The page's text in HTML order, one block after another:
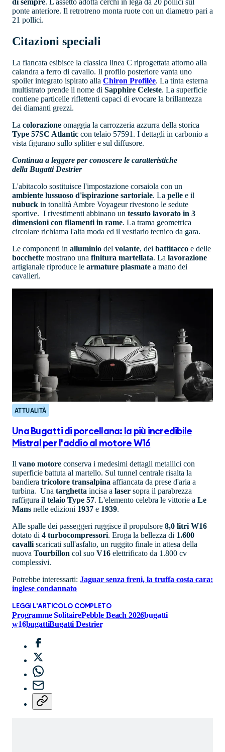
di sempre. L'assetto adotta cerchi in lega da 20 pollici sul
ponte anteriore. Il retrotreno monta ruote con un diametro pari a
21 pollici.
Citazioni speciali
La fiancata esibisce la classica linea C riprogettata attorno alla
calandra a ferro di cavallo. Il profilo posteriore vanta uno
spoiler integrato ispirato alla Chiron Profilée. La tinta esterna
multistrato prende il nome di Sapphire Celeste. La superficie
contiene particelle riflettenti capaci di evocare la brillantezza
dei diamanti grezzi.
La colorazione omaggia la carrozzeria azzurra della storica
Type 57SC Atlantic con telaio 57591. I dettagli in carbonio a
vista figurano sullo splitter e sul diffusore.
Continua a leggere per conoscere le caratteristiche
della Bugatti Destrier
L'abitacolo sostituisce l'impostazione corsaiola con un
ambiente lussuoso d'ispirazione sartoriale. La pelle e il
nubuck in tonalità Ambre Voyageur rivestono le sedute
sportive. I rivestimenti abbinano un tessuto lavorato in 3
dimensioni con filamenti in rame. La trama geometrica
circolare richiama l'alta moda ed il vestiario tecnico da gara.
Le componenti in alluminio del volante, dei battitacco e delle
bocchette mostrano una finitura martellata. La lavorazione
artigianale riproduce le armature plasmate a mano dei
cavalieri.
ATTUALITÀ
Una Bugatti di porcellana: la più incredibile
Mistral per l'addio al motore W16
Il vano motore conserva i medesimi dettagli metallici con
superficie battuta al martello. Sul tunnel centrale risalta la
bandiera tricolore transalpina affiancata da prese d'aria a
turbina. Una targhetta incisa a laser sopra il parabrezza
raffigura il telaio Type 57. L'elemento celebra le vittorie a Le
Mans nelle edizioni 1937 e 1939.
Alle spalle dei passeggeri ruggisce il propulsore 8,0 litri W16
dotato di 4 turbocompressori. Eroga la bellezza di 1.600
cavalli scaricati sull'asfalto, un ruggito finale in attesa della
nuova Tourbillon col suo V16 elettrificato da 1.800 cv
complessivi.
Potrebbe interessarti: Jaguar senza freni, la truffa costa cara:
inglese condannato
LEGGI L'ARTICOLO COMPLETO
Programme SolitairePebble Beach 2026bugatti
w16bugattiBugatti Destrier